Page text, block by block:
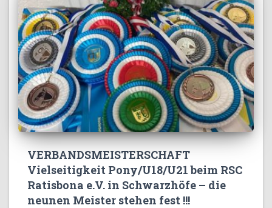
VERBANDSMEISTERSCHAFT
Vielseitigkeit Pony/U18/U21 beim RSC
Ratisbona e.V. in Schwarzhöfe – die
neunen Meister stehen fest !!!